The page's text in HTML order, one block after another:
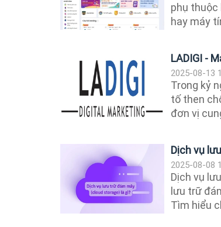
phụ thuộc
hay máy
LADIGI -
2025-08-13
Trong kỷ
tố then
đơn vị
Dịch vụ
2025-08-08
Dịch vụ
lưu trữ
Tìm hiểu